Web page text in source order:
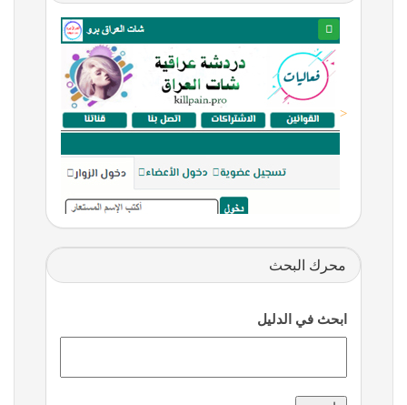
<
محرك البحث
ابحث في الدليل